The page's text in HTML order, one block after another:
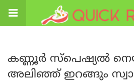
കണ്ണൂർ സ്പെഷ്യൽ
അലിഞ്ഞ് ഇറങ്ങും